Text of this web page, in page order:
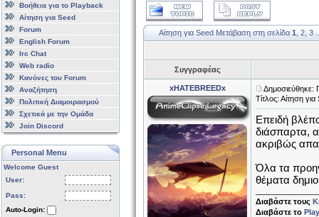
Βοήθεια για το Playback
Αίτηση για Seed
Forum
English Forum
Irc Chat
Web radio
Κανόνες του Forum
Αναζήτηση
Πολιτική Διαμοιρασμού
Σχετικά με την Ομάδα
Join Discord
Personal Menu
Welcome Guest
User:
Pass:
Auto-Login:
Αίτηση για Seed Μετάβαση στη σελίδα 1 2 3
Συγγραφέας
xHATEBREEDx
Τίτλος: Αίτηση
Επειδή
διάσπαρτα,
ακριβώς
Όλα τα
θέματα
Διαβάστε τους
Διαβάστε το